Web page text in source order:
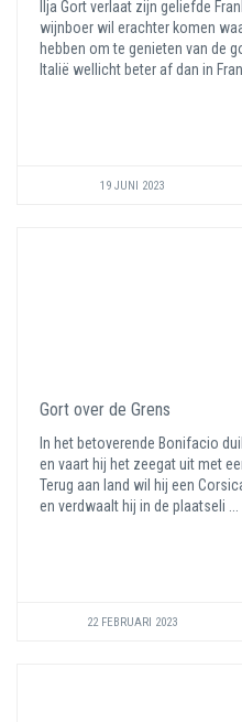
Ilja Gort verlaat zijn geliefde
wijnboer wil erachter komen
hebben om te genieten van de
Italië wellicht beter af dan in Fran
19 JUNI 2023
Gort over de Grens
In het betoverende Bonifacio
en vaart hij het zeegat uit met
Terug aan land wil hij een
en verdwaalt hij in de plaatseli ...
22 FEBRUARI 2023